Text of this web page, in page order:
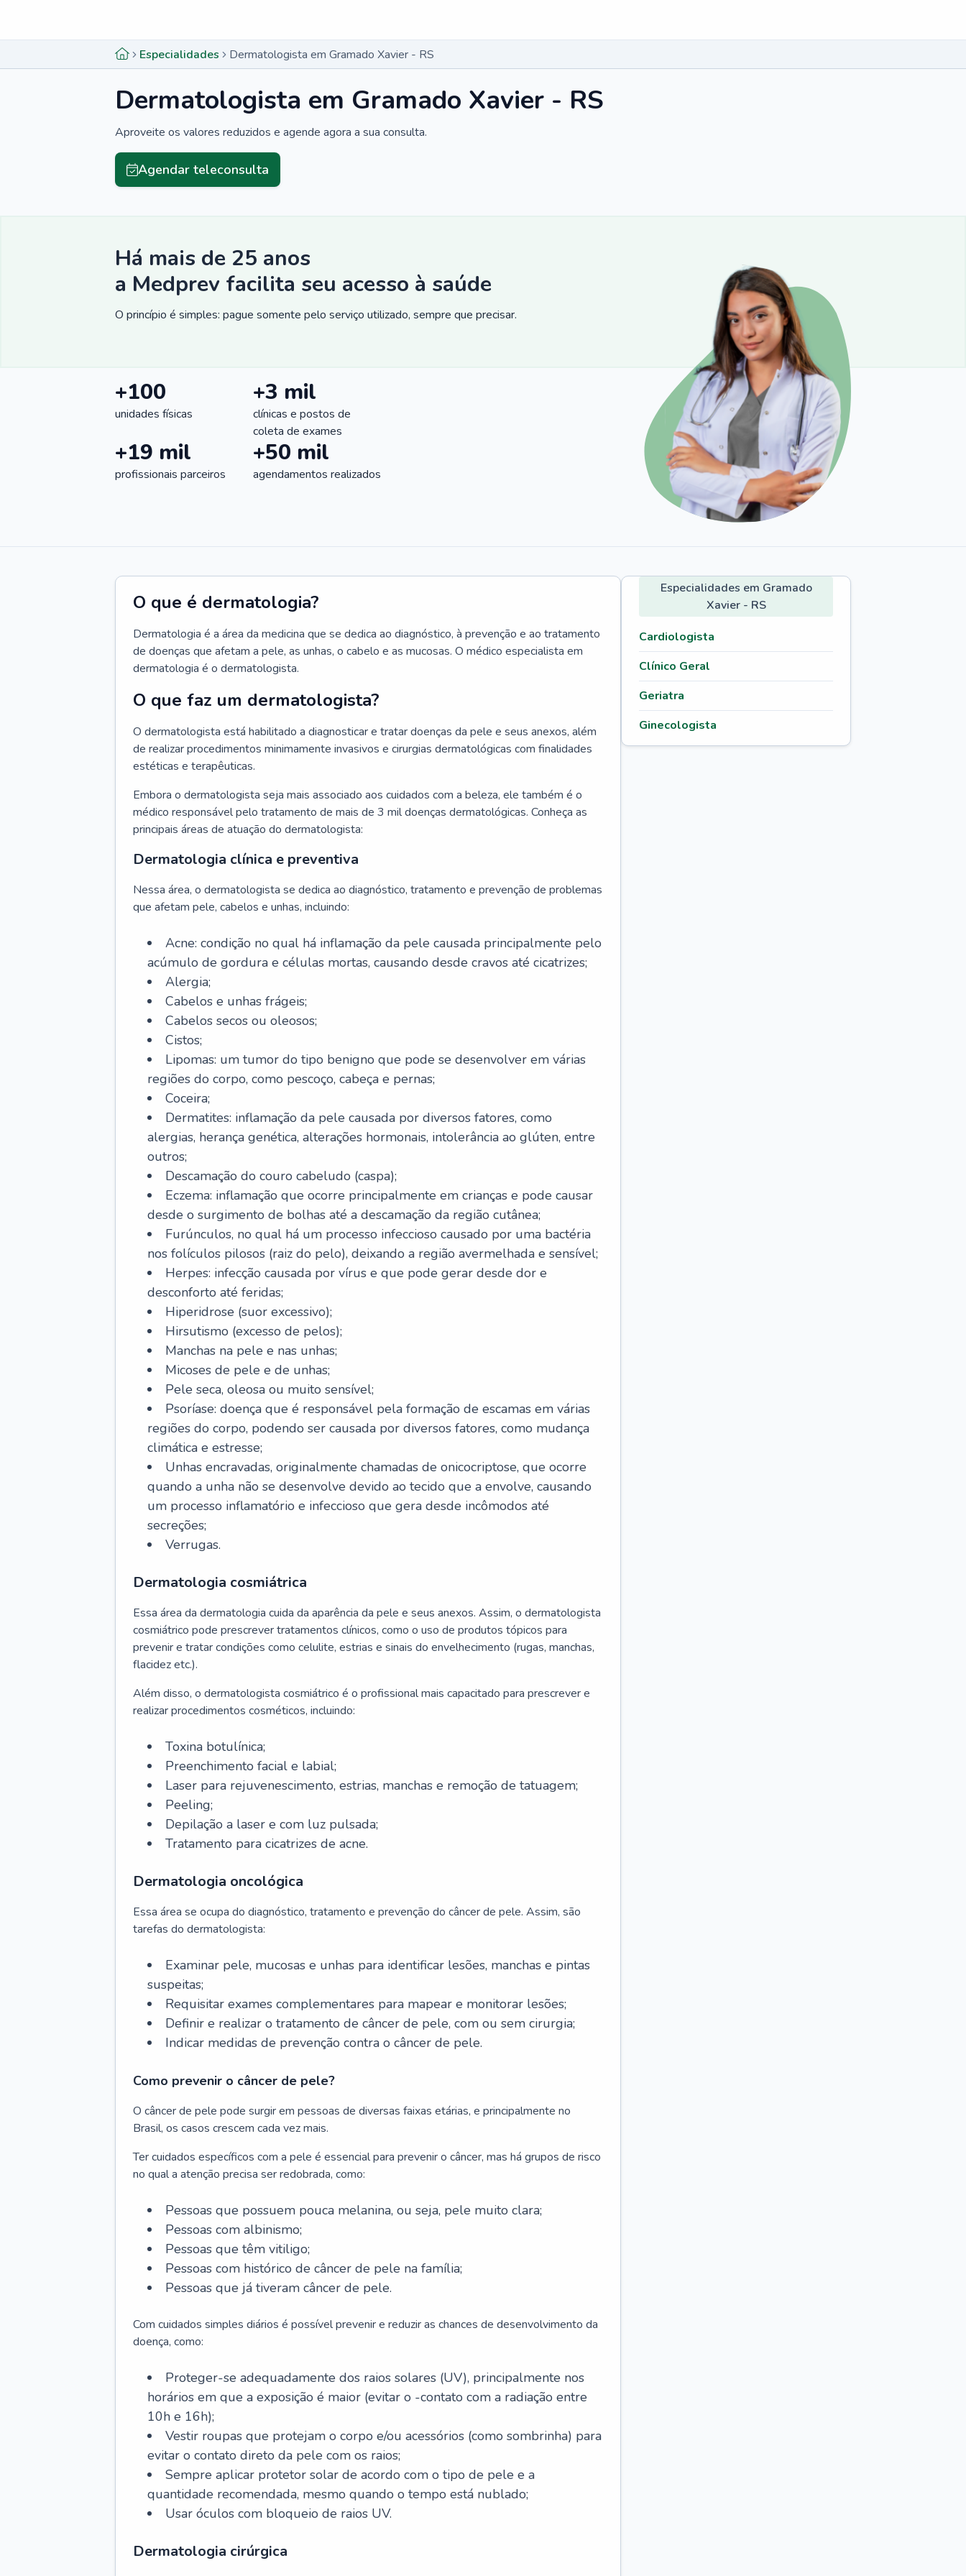
Especialidades Dermatologista em Gramado Xavier - RS
Dermatologista em Gramado Xavier - RS
Aproveite os valores reduzidos e agende agora a sua consulta.
Agendar teleconsulta
Há mais de 25 anos
a Medprev facilita seu acesso à saúde
O princípio é simples: pague somente pelo serviço utilizado, sempre que precisar.
+100
unidades físicas
+3 mil
clínicas e postos de
coleta de exames
+19 mil
profissionais parceiros
+50 mil
agendamentos realizados
O que é dermatologia?
Dermatologia é a área da medicina que se dedica ao diagnóstico, à prevenção e ao tratamento
de doenças que afetam a pele, as unhas, o cabelo e as mucosas. O médico especialista em
dermatologia é o dermatologista.
O que faz um dermatologista?
O dermatologista está habilitado a diagnosticar e tratar doenças da pele e seus anexos, além
de realizar procedimentos minimamente invasivos e cirurgias dermatológicas com finalidades
estéticas e terapêuticas.
Embora o dermatologista seja mais associado aos cuidados com a beleza, ele também é o
médico responsável pelo tratamento de mais de 3 mil doenças dermatológicas. Conheça as
principais áreas de atuação do dermatologista:
Dermatologia clínica e preventiva
Nessa área, o dermatologista se dedica ao diagnóstico, tratamento e prevenção de problemas
que afetam pele, cabelos e unhas, incluindo:
Acne: condição no qual há inflamação da pele causada principalmente pelo
acúmulo de gordura e células mortas, causando desde cravos até cicatrizes;
Alergia;
Cabelos e unhas frágeis;
Cabelos secos ou oleosos;
Cistos;
Lipomas: um tumor do tipo benigno que pode se desenvolver em várias
regiões do corpo, como pescoço, cabeça e pernas;
Coceira;
Dermatites: inflamação da pele causada por diversos fatores, como
alergias, herança genética, alterações hormonais, intolerância ao glúten, entre
outros;
Descamação do couro cabeludo (caspa);
Eczema: inflamação que ocorre principalmente em crianças e pode causar
desde o surgimento de bolhas até a descamação da região cutânea;
Furúnculos, no qual há um processo infeccioso causado por uma bactéria
nos folículos pilosos (raiz do pelo), deixando a região avermelhada e sensível;
Herpes: infecção causada por vírus e que pode gerar desde dor e
desconforto até feridas;
Hiperidrose (suor excessivo);
Hirsutismo (excesso de pelos);
Manchas na pele e nas unhas;
Micoses de pele e de unhas;
Pele seca, oleosa ou muito sensível;
Psoríase: doença que é responsável pela formação de escamas em várias
regiões do corpo, podendo ser causada por diversos fatores, como mudança
climática e estresse;
Unhas encravadas, originalmente chamadas de onicocriptose, que ocorre
quando a unha não se desenvolve devido ao tecido que a envolve, causando
um processo inflamatório e infeccioso que gera desde incômodos até
secreções;
Verrugas.
Dermatologia cosmiátrica
Essa área da dermatologia cuida da aparência da pele e seus anexos. Assim, o dermatologista
cosmiátrico pode prescrever tratamentos clínicos, como o uso de produtos tópicos para
prevenir e tratar condições como celulite, estrias e sinais do envelhecimento (rugas, manchas,
flacidez etc.).
Além disso, o dermatologista cosmiátrico é o profissional mais capacitado para prescrever e
realizar procedimentos cosméticos, incluindo:
Toxina botulínica;
Preenchimento facial e labial;
Laser para rejuvenescimento, estrias, manchas e remoção de tatuagem;
Peeling;
Depilação a laser e com luz pulsada;
Tratamento para cicatrizes de acne.
Dermatologia oncológica
Essa área se ocupa do diagnóstico, tratamento e prevenção do câncer de pele. Assim, são
tarefas do dermatologista:
Examinar pele, mucosas e unhas para identificar lesões, manchas e pintas
suspeitas;
Requisitar exames complementares para mapear e monitorar lesões;
Definir e realizar o tratamento de câncer de pele, com ou sem cirurgia;
Indicar medidas de prevenção contra o câncer de pele.
Como prevenir o câncer de pele?
O câncer de pele pode surgir em pessoas de diversas faixas etárias, e principalmente no
Brasil, os casos crescem cada vez mais.
Ter cuidados específicos com a pele é essencial para prevenir o câncer, mas há grupos de risco
no qual a atenção precisa ser redobrada, como:
Pessoas que possuem pouca melanina, ou seja, pele muito clara;
Pessoas com albinismo;
Pessoas que têm vitiligo;
Pessoas com histórico de câncer de pele na família;
Pessoas que já tiveram câncer de pele.
Com cuidados simples diários é possível prevenir e reduzir as chances de desenvolvimento da
doença, como:
Proteger-se adequadamente dos raios solares (UV), principalmente nos
horários em que a exposição é maior (evitar o -contato com a radiação entre
10h e 16h);
Vestir roupas que protejam o corpo e/ou acessórios (como sombrinha) para
evitar o contato direto da pele com os raios;
Sempre aplicar protetor solar de acordo com o tipo de pele e a
quantidade recomendada, mesmo quando o tempo está nublado;
Usar óculos com bloqueio de raios UV.
Dermatologia cirúrgica
Especialidades em Gramado
Xavier - RS
Cardiologista
Clínico Geral
Geriatra
Ginecologista